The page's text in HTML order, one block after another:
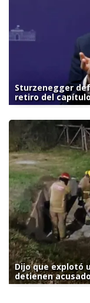
Sturzenegger
retiro del
Dijo que explotó
detienen